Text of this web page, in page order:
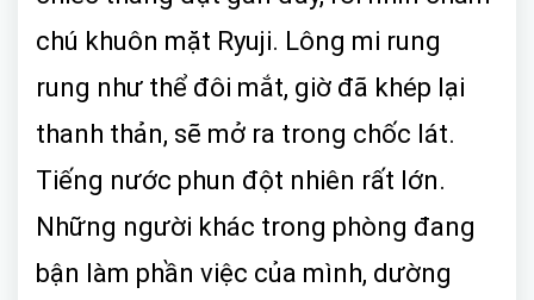
chú khuôn mặt Ryuji. Lông mi rung
rung như thể đôi mắt, giờ đã khép lại
thanh thản, sẽ mở ra trong chốc lát.
Tiếng nước phun đột nhiên rất lớn.
Những người khác trong phòng đang
bận làm phần việc của mình, dường